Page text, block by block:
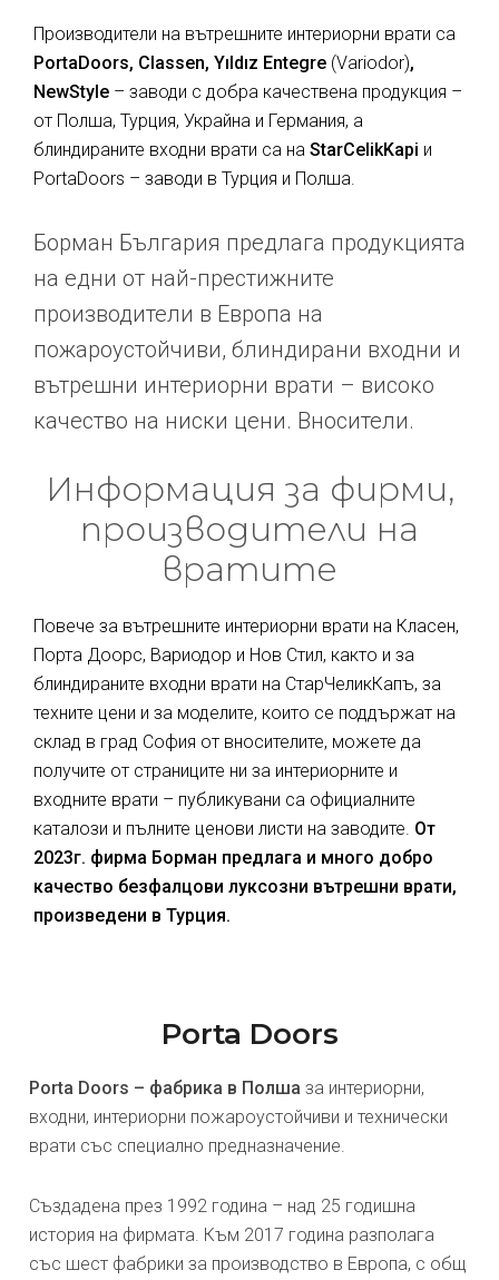
Производители на вътрешните интериорни врати са
PortaDoors, Classen, Yıldız Entegre (Variodor),
NewStyle – заводи с добра качествена продукция –
от Полша, Турция, Украйна и Германия, а
блиндираните входни врати са на StarCelikKapi и
PortaDoors – заводи в Турция и Полша.
Борман България предлага продукцията
на едни от най-престижните
производители в Европа на
пожароустойчиви, блиндирани входни и
вътрешни интериорни врати – високо
качество на ниски цени. Вносители.
Информация за фирми,
производители на
вратите
Повече за вътрешните интериорни врати на Класен,
Порта Доорс, Вариодор и Нов Стил, както и за
блиндираните входни врати на СтарЧеликКапъ, за
техните цени и за моделите, които се поддържат на
склад в град София от вносителите, можете да
получите от страниците ни за интериорните и
входните врати – публикувани са официалните
каталози и пълните ценови листи на заводите. От
2023г. фирма Борман предлага и много добро
качество безфалцови луксозни вътрешни врати,
произведени в Турция.
Porta Doors
Porta Doors – фабрика в Полша за интериорни,
входни, интериорни пожароустойчиви и технически
врати със специално предназначение.
Създадена през 1992 година – над 25 годишна
история на фирмата. Към 2017 година разполага
със шест фабрики за производство в Европа, с общ